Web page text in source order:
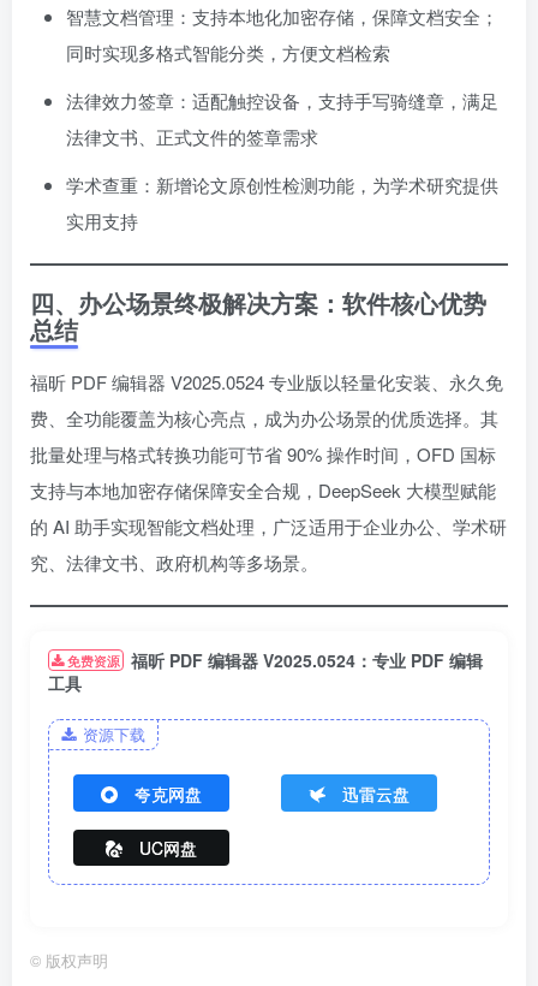
智慧文档管理：支持本地化加密存储，保障文档安全；
同时实现多格式智能分类，方便文档检索
法律效力签章：适配触控设备，支持手写骑缝章，满足
法律文书、正式文件的签章需求
学术查重：新增论文原创性检测功能，为学术研究提供
实用支持
四、办公场景终极解决方案：软件核心优势
总结
福昕 PDF 编辑器 V2025.0524 专业版以轻量化安装、永久免
费、全功能覆盖为核心亮点，成为办公场景的优质选择。其
批量处理与格式转换功能可节省 90% 操作时间，OFD 国标
支持与本地加密存储保障安全合规，DeepSeek 大模型赋能
的 AI 助手实现智能文档处理，广泛适用于企业办公、学术研
究、法律文书、政府机构等多场景。
免费资源 福昕 PDF 编辑器 V2025.0524：专业 PDF 编辑
工具
资源下载
夸克网盘 迅雷云盘
UC网盘
© 版权声明